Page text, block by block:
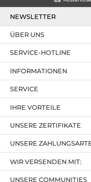
NEWSLETTER
SERVICE-HOTLINE
IHRE VORTEILE
UNSERE
ÜBER UNS
UNSERE ZERTIFIKATE
INFORMATIONEN
SERVICE
UNSERE COMMUNITIES
WIR VERSENDEN MIT: